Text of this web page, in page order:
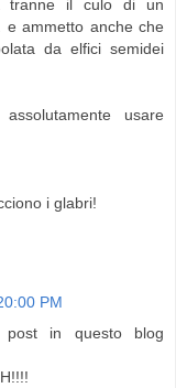
tranne il culo di un
e ammetto anche che
da elfici semidei
usare
i glabri!
PM
in questo blog